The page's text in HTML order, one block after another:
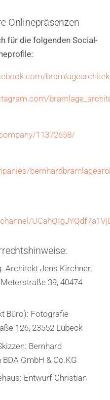
Onlinepräsenzen
für die folgenden Social-
11372658/
Architekt Jens Kirchner,
39, 40474
Büro): Fotografie
126, 23552 Lübeck
Bernhard
GmbH & Co.KG
Entwurf Christian